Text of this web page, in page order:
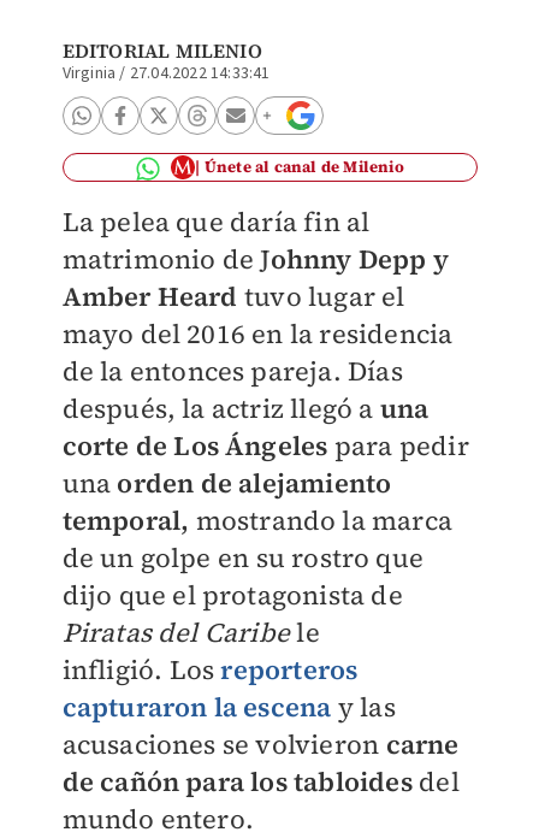
EDITORIAL MILENIO
Virginia / 27.04.2022 14:33:41
Únete al canal de Milenio
La pelea que daría fin al
matrimonio de Johnny Depp y
Amber Heard tuvo lugar el
mayo del 2016 en la residencia
de la entonces pareja. Días
después, la actriz llegó a una
corte de Los Ángeles para pedir
una orden de alejamiento
temporal, mostrando la marca
de un golpe en su rostro que
dijo que el protagonista de
Piratas del Caribele
infligió. Losreporteros
capturaron la escena y las
acusaciones se volvieron carne
de cañón para los tabloides del
mundo entero.